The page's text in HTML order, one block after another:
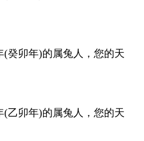
(癸卯年)的属兔人，您的天
(乙卯年)的属兔人，您的天